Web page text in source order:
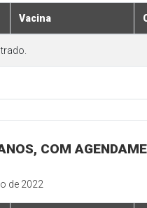
Vacina
COM
de 2022